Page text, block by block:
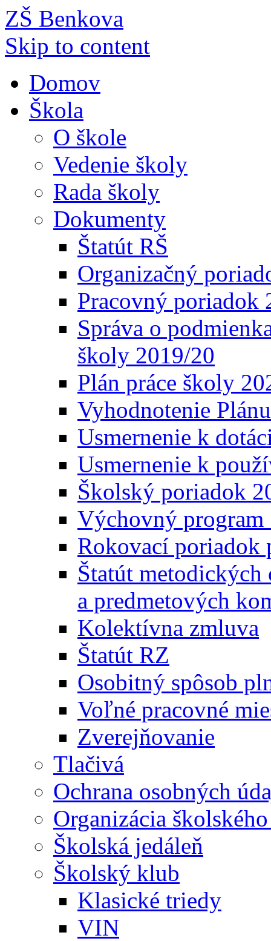
ZŠ Benkova
Skip to content
Domov
Škola
O škole
Vedenie školy
Rada školy
Dokumenty
Štatút RŠ
Organizačný
Pracovný poriadok
Správa o
školy 2019/20
Plán práce školy
Vyhodnotenie
Usmernenie k
Usmernenie k
Školský poriadok
Výchovný
Rokovací poriadok
Štatút
a predmetových
Kolektívna zmluva
Štatút RZ
Osobitný spôsob
Voľné pracovné
Zverejňovanie
Tlačivá
Ochrana osobných
Organizácia
Školská jedáleň
Školský klub
Klasické triedy
VIN